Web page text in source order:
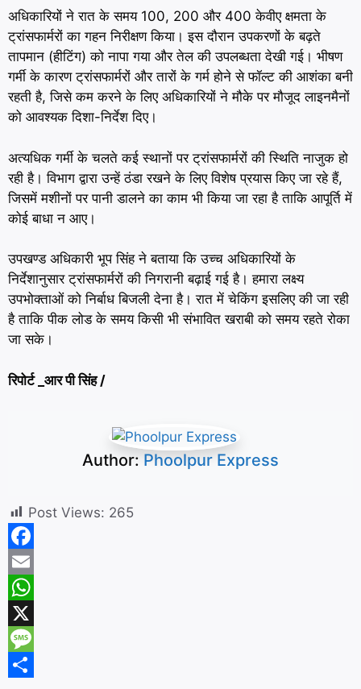
अधिकारियों ने रात के समय 100, 200 और 400 केवीए क्षमता के
ट्रांसफार्मरों का गहन निरीक्षण किया। इस दौरान उपकरणों के बढ़ते
तापमान (हीटिंग) को नापा गया और तेल की उपलब्धता देखी गई। भीषण
गर्मी के कारण ट्रांसफार्मरों और तारों के गर्म होने से फॉल्ट की आशंका बनी
रहती है, जिसे कम करने के लिए अधिकारियों ने मौके पर मौजूद लाइनमैनों
को आवश्यक दिशा-निर्देश दिए।
अत्यधिक गर्मी के चलते कई स्थानों पर ट्रांसफार्मरों की स्थिति नाजुक हो
रही है। विभाग द्वारा उन्हें ठंडा रखने के लिए विशेष प्रयास किए जा रहे हैं,
जिसमें मशीनों पर पानी डालने का काम भी किया जा रहा है ताकि आपूर्ति में
कोई बाधा न आए।
उपखण्ड अधिकारी भूप सिंह ने बताया कि उच्च अधिकारियों के
निर्देशानुसार ट्रांसफार्मरों की निगरानी बढ़ाई गई है। हमारा लक्ष्य
उपभोक्ताओं को निर्बाध बिजली देना है। रात में चेकिंग इसलिए की जा रही
है ताकि पीक लोड के समय किसी भी संभावित खराबी को समय रहते रोका
जा सके।
रिपोर्ट _आर पी सिंह /
Author: Phoolpur Express
Post Views: 265
F
a
c
e
b
E
m
a
W
h
a
X
M